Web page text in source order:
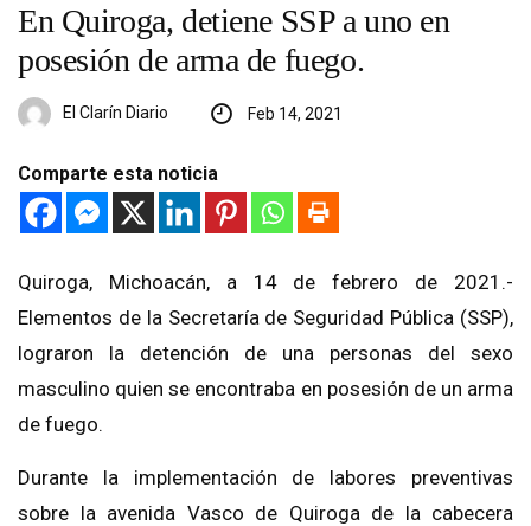
En Quiroga, detiene SSP a uno en
posesión de arma de fuego.
El Clarín Diario Feb 14, 2021
Comparte esta noticia
Quiroga, Michoacán, a 14 de febrero de 2021.-
Elementos de la Secretaría de Seguridad Pública (SSP),
lograron la detención de una personas del sexo
masculino quien se encontraba en posesión de un arma
de fuego.
Durante la implementación de labores preventivas
sobre la avenida Vasco de Quiroga de la cabecera